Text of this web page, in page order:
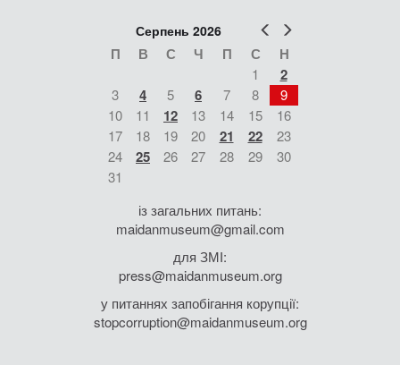
Попер
Серпень 2026
П В С Ч П С Н
1 2
3 4 5 6 7 8
9
10
11 12 13 14 15
16
17
18 19 20 21 22
23
24
25 26 27 28 29
30
31
із загальних питань:
maidanmuseum@gmail.com
для ЗМІ:
press@maidanmuseum.org
у питаннях запобігання корупції:
stopcorruption@maidanmuseum.org